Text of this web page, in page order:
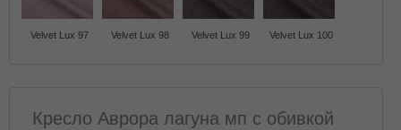
Velvet Lux 97 Velvet Lux 98 Velvet Lux 99 Velvet Lux 100
Кресло Аврора лагуна мп с обивкой